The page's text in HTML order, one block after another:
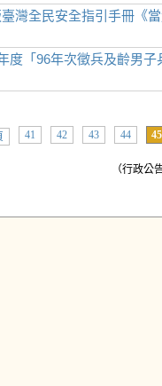
臺灣全民安全指引手冊《
度「96年次徵兵及齡男
41 42 43 44 45
（行政公